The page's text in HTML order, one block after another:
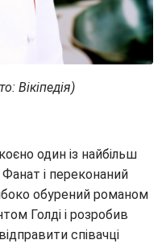
Вікіпедія)
один із найбільш
Фанат і переконаний
обурений романом
Голді і розробив
співачці